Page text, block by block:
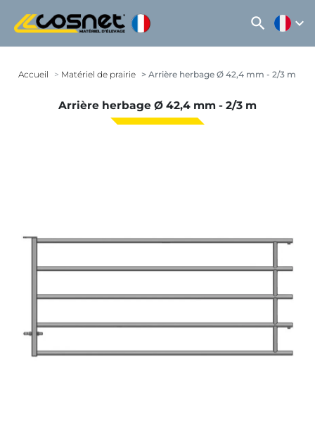
search expand_more
Accueil Matériel de prairie Arrière herbage Ø 42,4 mm - 2/3 m
Arrière herbage Ø 42,4 mm - 2/3 m